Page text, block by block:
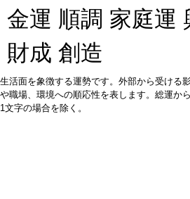
金運 順調 家庭運
財成 創造
生活面を象徴する運勢です。外部から受ける
や職場、環境への順応性を表します。総運か
1文字の場合を除く。